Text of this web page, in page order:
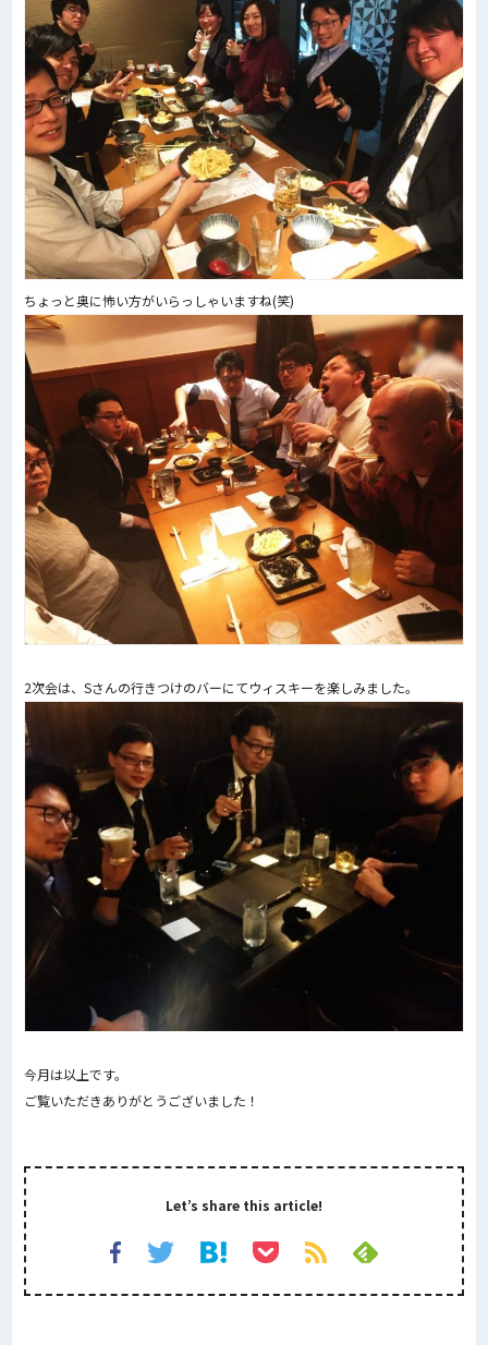
ちょっと奥に怖い方がいらっしゃいますね(笑)
2次会は、Sさんの行きつけのバーにてウィスキーを楽しみました。
今月は以上です。
ご覧いただきありがとうございました！
Let’s share this article!